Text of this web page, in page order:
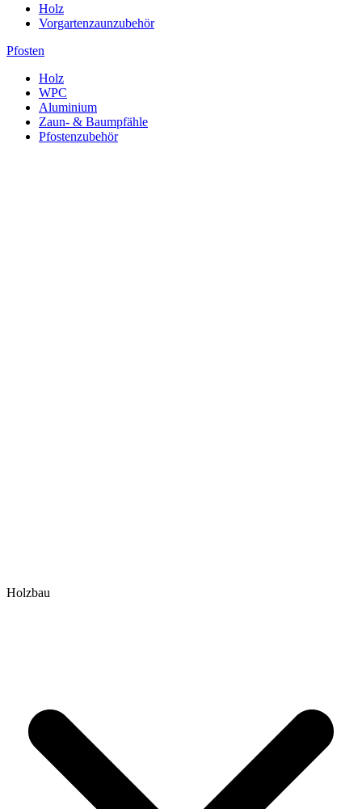
Holz
Vorgartenzaunzubehör
Pfosten
Holz
WPC
Aluminium
Zaun- & Baumpfähle
Pfostenzubehör
Holzbau